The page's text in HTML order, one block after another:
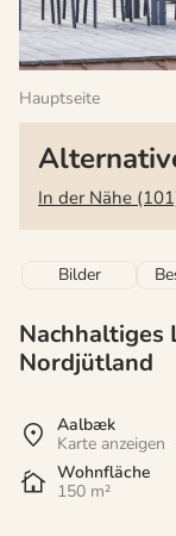
Hauptseite
In der Nähe
Bilder
Nachhaltiges
Nordjütland
Aalbæk
Karte anzeigen
Wohnfläche
150 m²